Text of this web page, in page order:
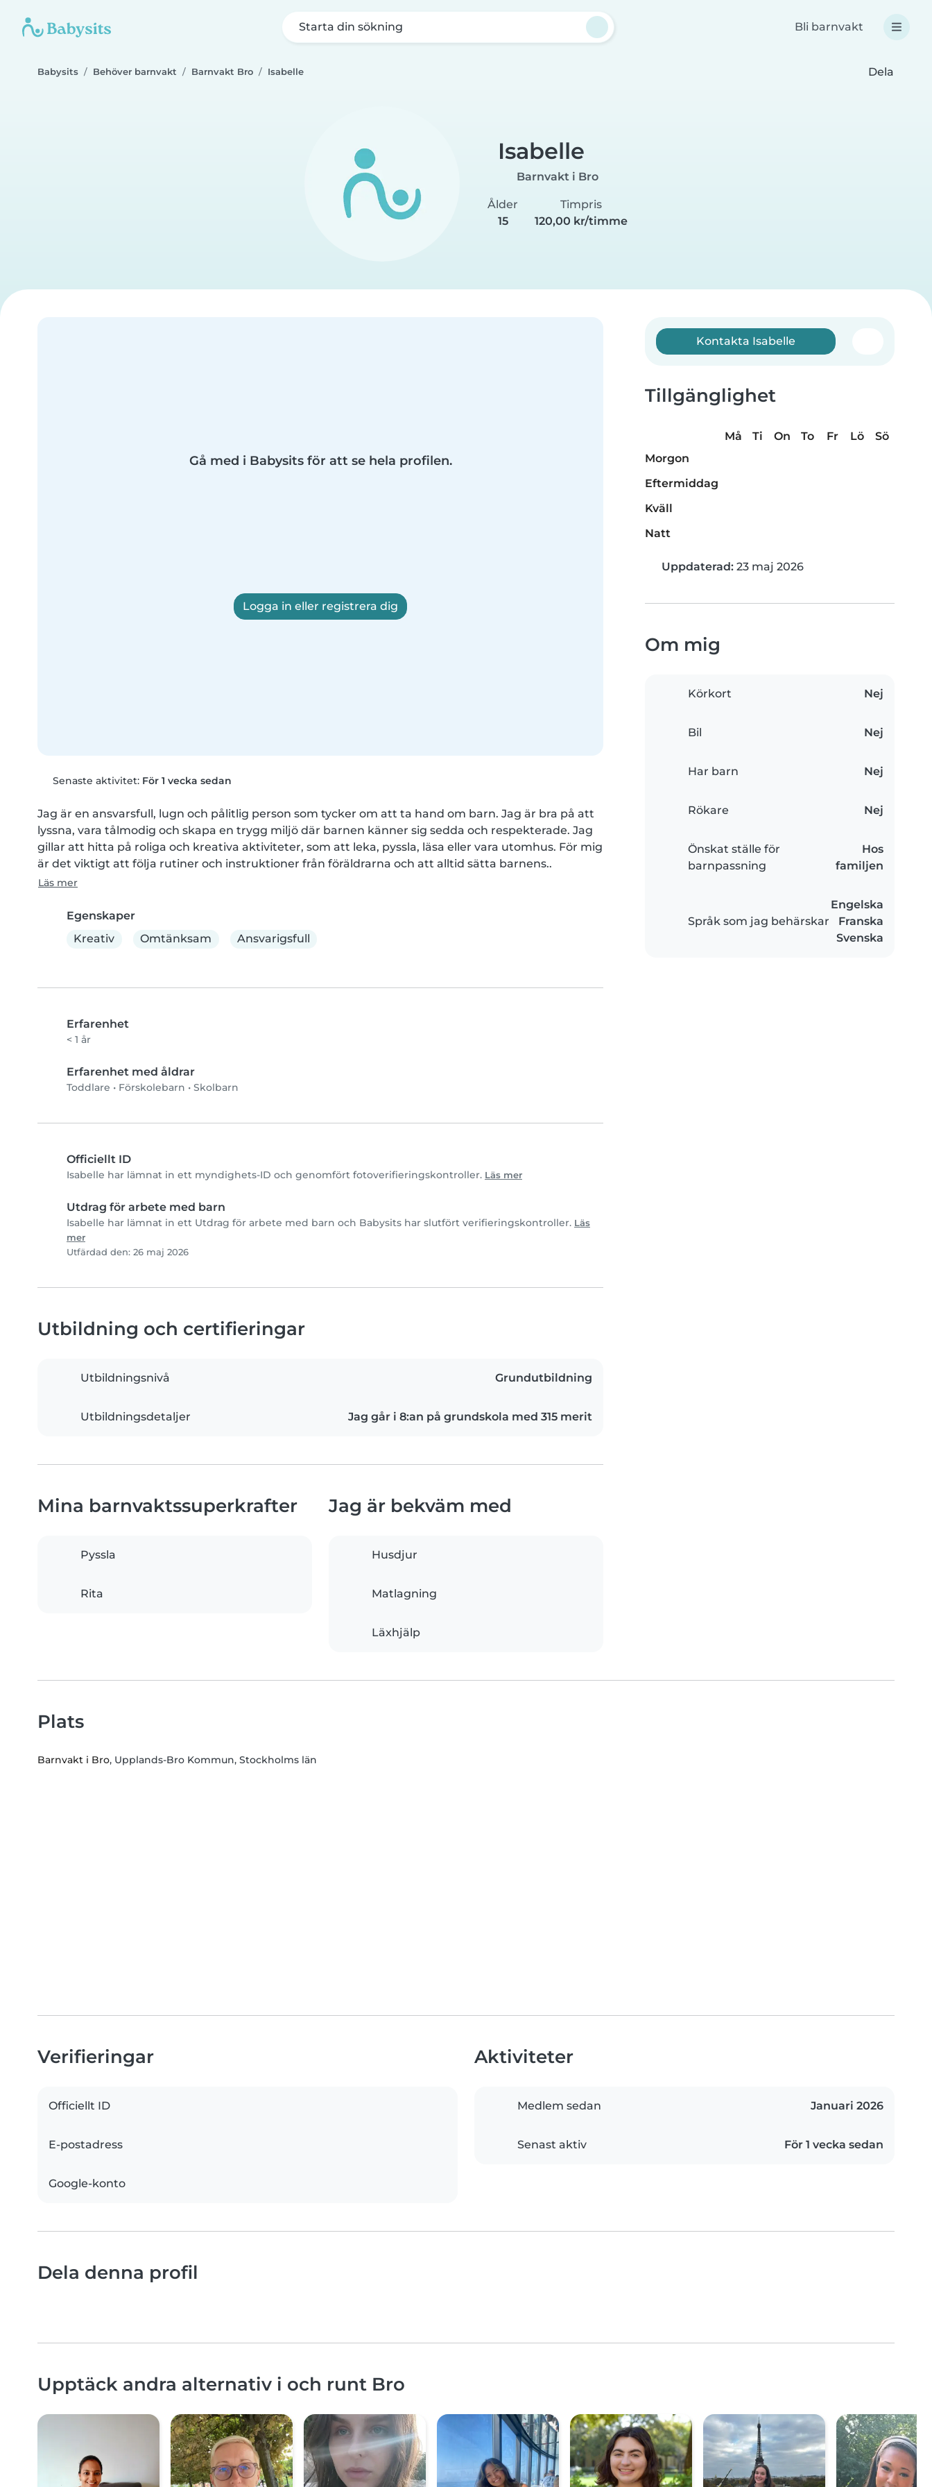
Starta din sökning Bli barnvakt
Babysits Behöver barnvakt Barnvakt Bro Isabelle Dela
Isabelle
Barnvakt i Bro
Ålder
15
Timpris
120,00 kr/timme
Gå med i Babysits för att se hela profilen.
Logga in eller registrera dig
Senaste aktivitet: För 1 vecka sedan
Jag är en ansvarsfull, lugn och pålitlig person som tycker om att ta hand om barn. Jag är bra på att
lyssna, vara tålmodig och skapa en trygg miljö där barnen känner sig sedda och respekterade. Jag
gillar att hitta på roliga och kreativa aktiviteter, som att leka, pyssla, läsa eller vara utomhus. För mig
är det viktigt att följa rutiner och instruktioner från föräldrarna och att alltid sätta barnens..
Läs mer
Egenskaper
Kreativ
Omtänksam Ansvarigsfull
Erfarenhet
< 1 år
Erfarenhet med åldrar
Toddlare • Förskolebarn • Skolbarn
Officiellt ID
Isabelle har lämnat in ett myndighets-ID och genomfört fotoverifieringskontroller. Läs mer
Utdrag för arbete med barn
Isabelle har lämnat in ett Utdrag för arbete med barn och Babysits har slutfört verifieringskontroller. Läs
mer
Utfärdad den: 26 maj 2026
Kontakta Isabelle
Tillgänglighet
Må Ti On To Fr Lö
Sö
Morgon
Eftermiddag
Kväll
Natt
Uppdaterad: 23 maj 2026
Om mig
Körkort Nej
Bil Nej
Har barn Nej
Rökare Nej
Önskat ställe för
barnpassning
Hos
familjen
Språk som jag behärskar
Engelska
Franska
Svenska
Utbildning och certifieringar
Utbildningsnivå Grundutbildning
Utbildningsdetaljer Jag går i 8:an på grundskola med 315 merit
Mina barnvaktssuperkrafter
Pyssla
Rita
Jag är bekväm med
Husdjur
Matlagning
Läxhjälp
Plats
Barnvakt i Bro, Upplands-Bro Kommun, Stockholms län
Verifieringar
Officiellt ID
E-postadress
Google-konto
Aktiviteter
Medlem sedan Januari 2026
Senast aktiv För 1 vecka sedan
Dela denna profil
Upptäck andra alternativ i och runt Bro